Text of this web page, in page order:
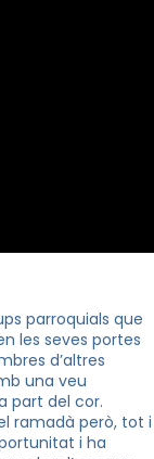
parroquials que
les seves portes
d’altres
una veu
part del cor.
ramadà però, tot i
i ha